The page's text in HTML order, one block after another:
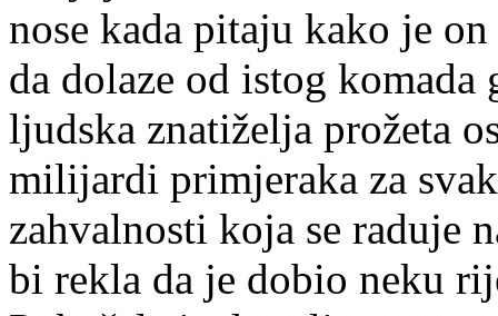
nose kada pitaju kako je
da dolaze od istog
ljudska znatiželja prožeta
milijardi primjeraka za
zahvalnosti koja se raduje
bi rekla da je dobio neku